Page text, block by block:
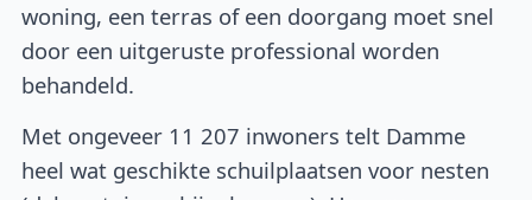
woning, een terras of een doorgang moet snel
door een uitgeruste professional worden
behandeld.
Met ongeveer 11 207 inwoners telt Damme
heel wat geschikte schuilplaatsen voor nesten